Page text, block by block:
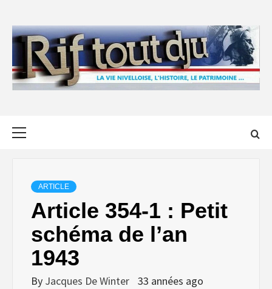
content
ARTICLE
Article 354-1 : Petit
schéma de l’an
1943
By Jacques De Winter 33 années ago